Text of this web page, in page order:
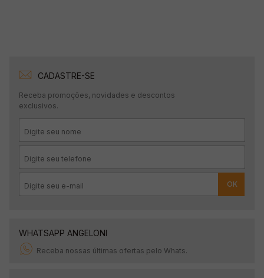
CADASTRE-SE
Receba promoções, novidades e descontos
exclusivos.
OK
WHATSAPP ANGELONI
Receba nossas últimas ofertas pelo Whats.